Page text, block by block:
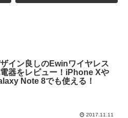
イン良しのEwinワイヤレス
器をレビュー！iPhone Xや
Note 8でも使える！
2017.11.11